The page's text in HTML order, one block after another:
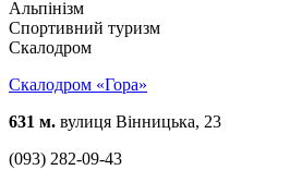
Альпінізм
Спортивний туризм
Скалодром
Скалодром «Гора»
631 м. вулиця Вінницька, 23
(093) 282-09-43